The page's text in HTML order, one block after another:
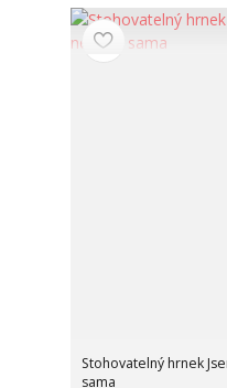
Stohovatelný hrnek
sama